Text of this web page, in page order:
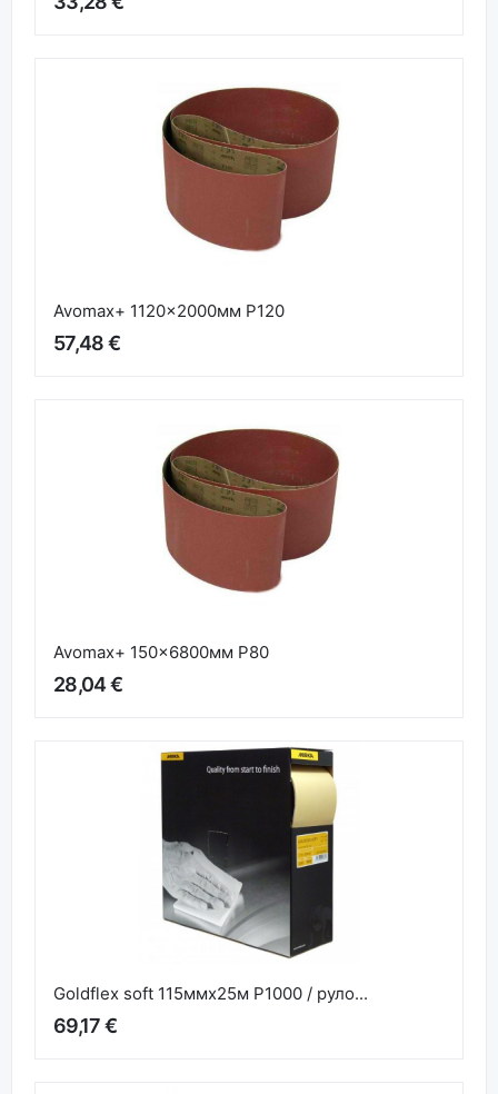
Avomax+ 1120x2000мм P120
57,48 €
Avomax+ 150x6800мм P80
28,04 €
Goldflex soft 115ммx25м P1000 / руло...
69,17 €